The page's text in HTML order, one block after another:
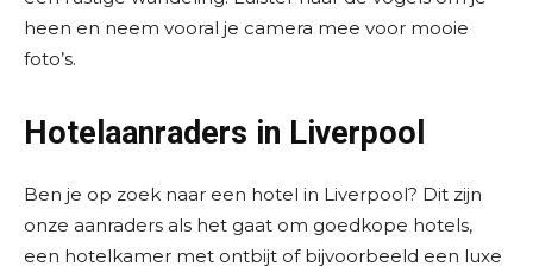
heen en neem vooral je camera mee voor mooie
foto’s.
Hotelaanraders in Liverpool
Ben je op zoek naar een hotel in Liverpool? Dit zijn
onze aanraders als het gaat om goedkope hotels,
een hotelkamer met ontbijt of bijvoorbeeld een luxe